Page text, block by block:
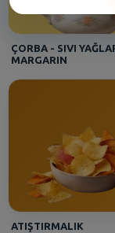
Gülten -
Bağcı
Aydan -
Sütaş
ÇORBA - SIVI
MARGARIN
ATIŞTIRMALIK